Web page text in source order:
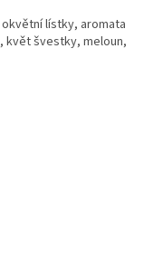
lístky, aromata
květ švestky, meloun,